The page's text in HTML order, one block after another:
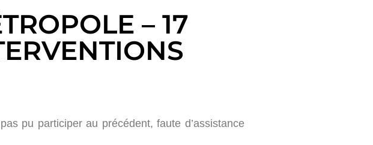
– 17
pu participer au précédent, faute d’assistance